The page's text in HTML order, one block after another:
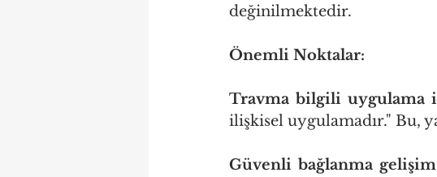
değinilmektedir.
Önemli Noktalar:
Travma bilgili uygulama
ilişkisel uygulamadır." Bu,
Güvenli bağlanma